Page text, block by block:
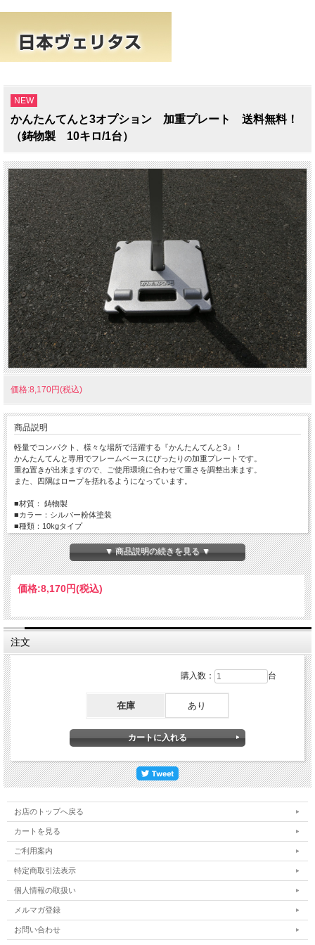
NEW
かんたんてんと3オプション 加重プレート 送料無料！
（鋳物製 10キロ/1台）
価格:8,170円(税込)
商品説明
軽量でコンパクト、様々な場所で活躍する『かんたんてんと3』！
かんたんてんと専用でフレームベースにぴったりの加重プレートです。
重ね置きが出来ますので、ご使用環境に合わせて重さを調整出来ます。
また、四隅はロープを括れるようになっています。
■材質： 鋳物製
■カラー：シルバー粉体塗装
■種類：10kgタイプ
▼ 商品説明の続きを見る ▼
価格:8,170円(税込)
注文
購入数： 台
在庫 あり
お店のトップへ戻る
カートを見る
ご利用案内
特定商取引法表示
個人情報の取扱い
メルマガ登録
お問い合わせ